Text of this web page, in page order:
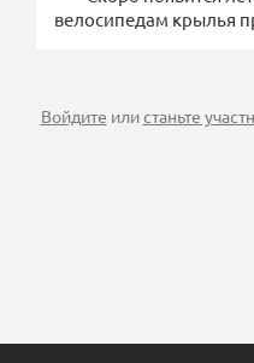
велосипедам крылья
Войдите илистаньте